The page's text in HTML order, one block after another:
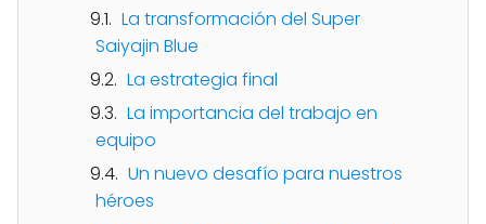
La transformación del Super
Saiyajin Blue
La estrategia final
La importancia del trabajo en
equipo
Un nuevo desafío para nuestros
héroes